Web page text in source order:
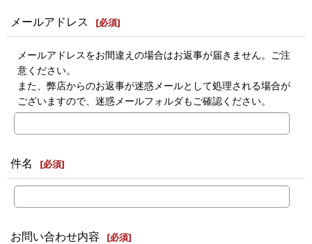
メールアドレス [必須]
メールアドレスをお間違えの場合はお返事が届きません。ご注
意ください。
また、弊店からのお返事が迷惑メールとして処理される場合が
ございますので、迷惑メールフォルダもご確認ください。
件名 [必須]
お問い合わせ内容 [必須]